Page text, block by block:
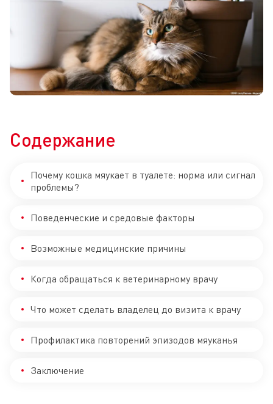
Содержание
Почему кошка мяукает в туалете: норма или сигнал
проблемы?
Поведенческие и средовые факторы
Возможные медицинские причины
Когда обращаться к ветеринарному врачу
Что может сделать владелец до визита к врачу
Профилактика повторений эпизодов мяуканья
Заключение